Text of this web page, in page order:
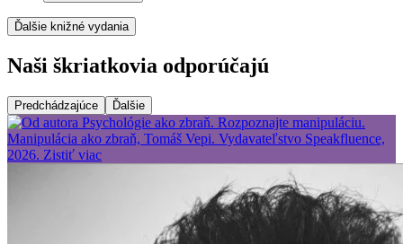
Ďalšie knižné vydania
Naši škriatkovia odporúčajú
Predchádzajúce Ďalšie